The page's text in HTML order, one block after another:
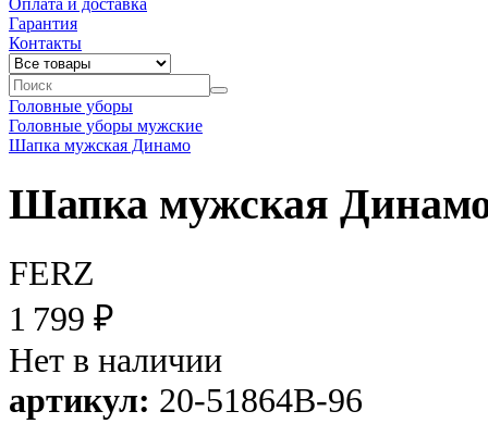
Оплата и доставка
Гарантия
Контакты
Головные уборы
Головные уборы мужские
Шапка мужская Динамо
Шапка мужская
FERZ
1 799 ₽
Нет в наличии
артикул: 20-51864B-96